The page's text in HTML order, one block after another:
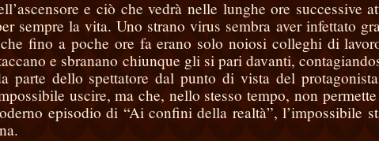
e ciò che vedrà nelle lunghe ore successive
sempre la vita. Uno strano virus sembra aver infettato
fino a poche ore fa erano solo noiosi colleghi di
e sbranano chiunque gli si pari davanti,
parte dello spettatore dal punto di vista del
uscire, ma che, nello stesso tempo, non
episodio di “Ai confini della realtà”, l’impossibile